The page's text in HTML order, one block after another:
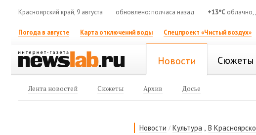
Красноярский край, 9 августа обновлено: полчаса назад +13°C
Погода в августе Карта отключений воды Спецпроект «Чистый воздух»
Новости Сюжеты
Лента новостей Сюжеты Архив Досье
Новости /Культура ,В